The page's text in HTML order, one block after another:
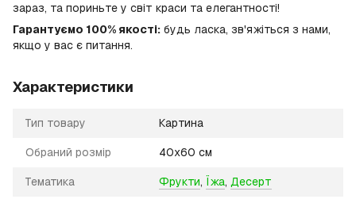
зараз, та пориньте у світ краси та елегантності!
Гарантуємо 100% якості: будь ласка, зв'яжіться з нами,
якщо у вас є питання.
Характеристики
Тип товару Картина
Обраний розмір 40х60 см
Тематика Фрукти, Їжа, Десерт